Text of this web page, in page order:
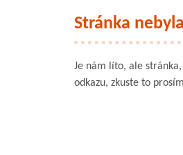
Stránka
Je nám líto, ale
odkazu, zkuste to